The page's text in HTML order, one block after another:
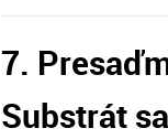
7.
Substrát